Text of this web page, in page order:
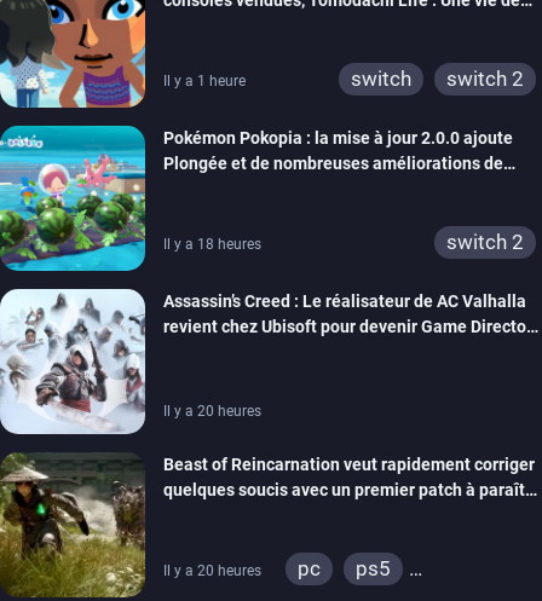
xbox 360
switch 2
Il y a 1 heure switch switch 2
Pokémon Pokopia : la mise à jour 2.0.0 ajoute
Plongée et de nombreuses améliorations de
Il y a 18 heures switch 2
Assassin’s Creed : Le réalisateur de AC Valhalla
revient chez Ubisoft pour devenir Game Director
Il y a 20 heures
Beast of Reincarnation veut rapidement corriger
quelques soucis avec un premier patch à paraître
Il y a 20 heures pc
ps5